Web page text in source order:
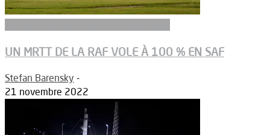
UN MRTT DE LA RAF VOLE À 100 % EN SAF
Stefan Barensky -
21 novembre 2022